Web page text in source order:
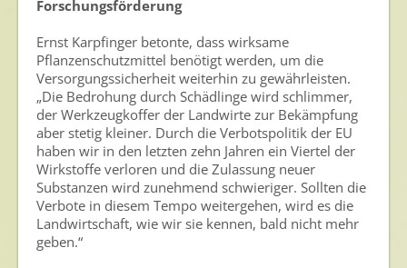
Forschungsförderung
Ernst Karpfinger betonte, dass wirksame
Pflanzenschutzmittel benötigt werden, um die
Versorgungssicherheit weiterhin zu gewährleisten.
„Die Bedrohung durch Schädlinge wird schlimmer,
der Werkzeugkoffer der Landwirte zur Bekämpfung
aber stetig kleiner. Durch die Verbotspolitik der EU
haben wir in den letzten zehn Jahren ein Viertel der
Wirkstoffe verloren und die Zulassung neuer
Substanzen wird zunehmend schwieriger. Sollten die
Verbote in diesem Tempo weitergehen, wird es die
Landwirtschaft, wie wir sie kennen, bald nicht mehr
geben.“